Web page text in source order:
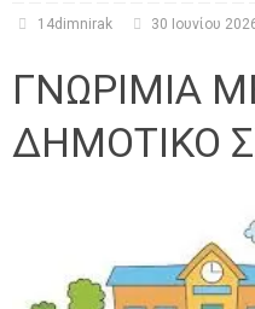
14dimnirak 30 Ιουνίου
ΓΝΩΡΙΜΙΑ
ΔΗΜΟΤΙΚΟ